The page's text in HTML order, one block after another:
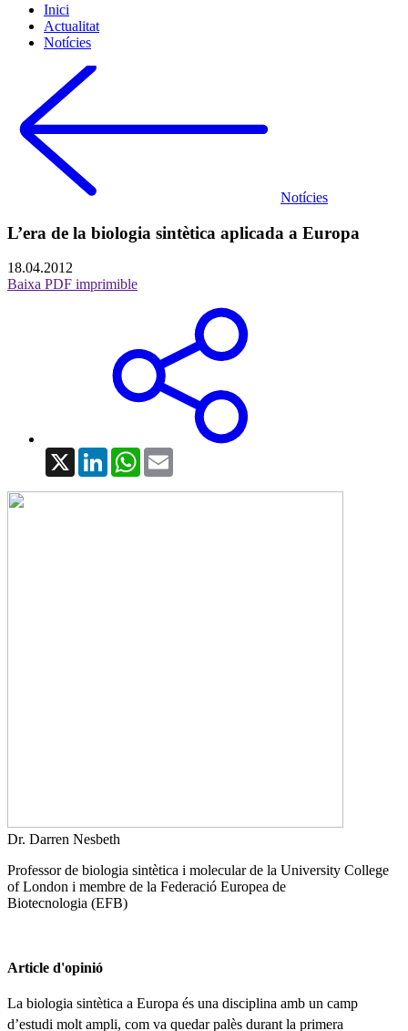
Inici
Actualitat
Notícies
Notícies
L’era de la biologia sintètica aplicada a Europa
18.04.2012
Baixa PDF imprimible
X LinkedInWhatsApp
Dr. Darren Nesbeth
Professor de biologia sintètica i molecular de la University College
of London i membre de la Federació Europea de
Biotecnologia (EFB)
Article d'opinió
La biologia sintètica a Europa és una disciplina amb un camp
d’estudi molt ampli, com va quedar palès durant la primera